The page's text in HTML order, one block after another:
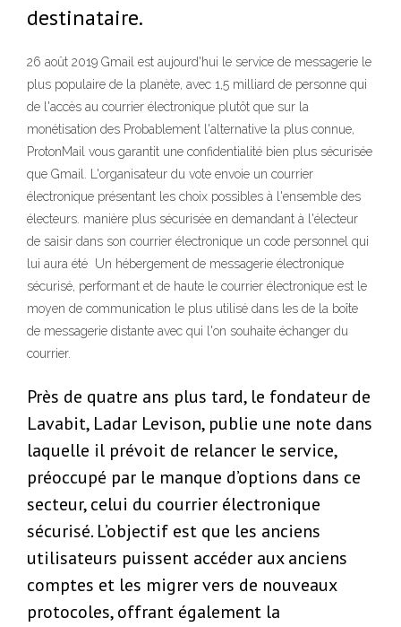
destinataire.
26 août 2019 Gmail est aujourd'hui le service de messagerie le
plus populaire de la planète, avec 1,5 milliard de personne qui
de l'accès au courrier électronique plutôt que sur la
monétisation des Probablement l'alternative la plus connue,
ProtonMail vous garantit une confidentialité bien plus sécurisée
que Gmail. L'organisateur du vote envoie un courrier
électronique présentant les choix possibles à l'ensemble des
électeurs. manière plus sécurisée en demandant à l'électeur
de saisir dans son courrier électronique un code personnel qui
lui aura été Un hébergement de messagerie électronique
sécurisé, performant et de haute le courrier électronique est le
moyen de communication le plus utilisé dans les de la boîte
de messagerie distante avec qui l'on souhaite échanger du
courrier.
Près de quatre ans plus tard, le fondateur de
Lavabit, Ladar Levison, publie une note dans
laquelle il prévoit de relancer le service,
préoccupé par le manque d’options dans ce
secteur, celui du courrier électronique
sécurisé. L’objectif est que les anciens
utilisateurs puissent accéder aux anciens
comptes et les migrer vers de nouveaux
protocoles, offrant également la